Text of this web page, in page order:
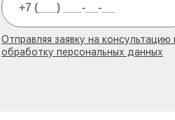
Отправляя заявку на
обработку персональных данных